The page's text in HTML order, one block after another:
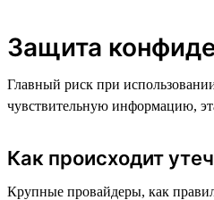
Защита
Главный риск при
чувствительную информацию,
Как происходит
Крупные провайдеры, как